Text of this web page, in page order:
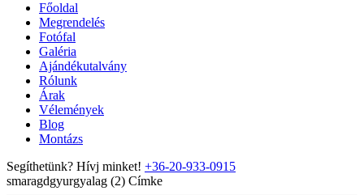
Főoldal
Megrendelés
Fotófal
Galéria
Ajándékutalvány
Rólunk
Árak
Vélemények
Blog
Montázs
Segíthetünk? Hívj minket! +36-20-933-0915
smaragdgyurgyalag (2) Címke